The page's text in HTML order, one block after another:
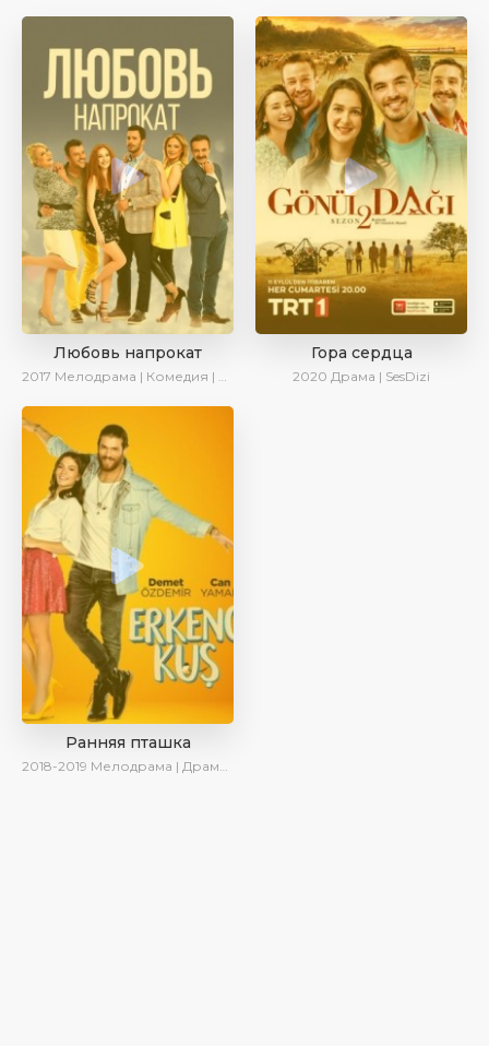
Любовь напрокат
2017 Мелодрама | Комедия | Ирина Котова
Гора сердца
2020 Драма | SesDizi
Ранняя пташка
2018-2019 Мелодрама | Драма | Комедия | SesDizi | Ирина Котова